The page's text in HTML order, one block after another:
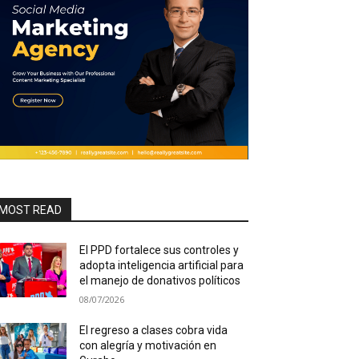
READ
El PPD fortalece sus controles y
adopta inteligencia artificial para
el manejo de donativos políticos
08/07/2026
El regreso a clases cobra vida
con alegría y motivación en